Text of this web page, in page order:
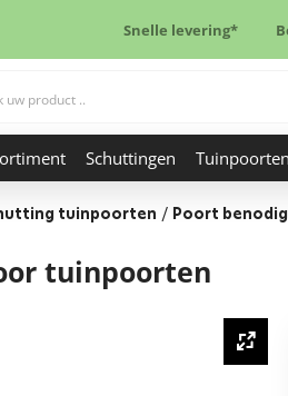
Snelle levering*
Schuttingen Tuinpoorten
tuinpoorten / Poort
tuinpoorten